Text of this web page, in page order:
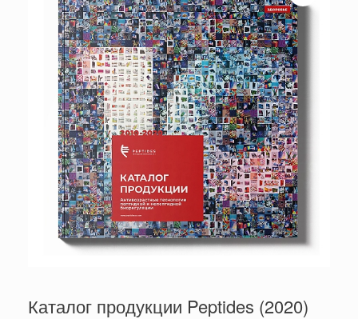
Каталог продукции Peptides (2020)